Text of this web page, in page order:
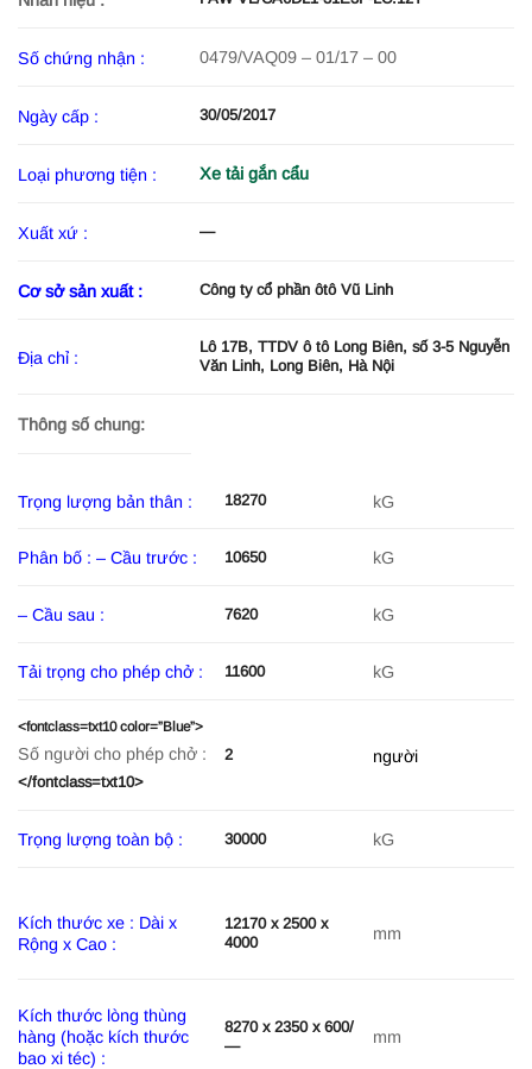
Số chứng nhận : 0479/VAQ09 – 01/17 – 00
Ngày cấp : 30/05/2017
Loại phương tiện : Xe tải gắn cẩu
Xuất xứ : —
Cơ sở sản xuất : Công ty cổ phần ôtô Vũ Linh
Địa chỉ :
Lô 17B, TTDV ô tô Long Biên, số 3-5 Nguyễn
Văn Linh, Long Biên, Hà Nội
Thông số chung:
Trọng lượng bản thân : 18270 kG
Phân bố : – Cầu trước : 10650 kG
– Cầu sau : 7620 kG
Tải trọng cho phép chở : 11600 kG
<fontclass=txt10 color=”Blue”>
Số người cho phép chở :
</fontclass=txt10>
2 người
Trọng lượng toàn bộ : 30000 kG
Kích thước xe : Dài x
Rộng x Cao :
12170 x 2500 x
4000
mm
Kích thước lòng thùng
hàng (hoặc kích thước
bao xi téc) :
8270 x 2350 x 600/
—
mm